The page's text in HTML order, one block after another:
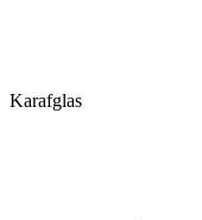
Karafglas